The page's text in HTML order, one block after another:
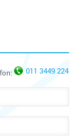
011 3449 224